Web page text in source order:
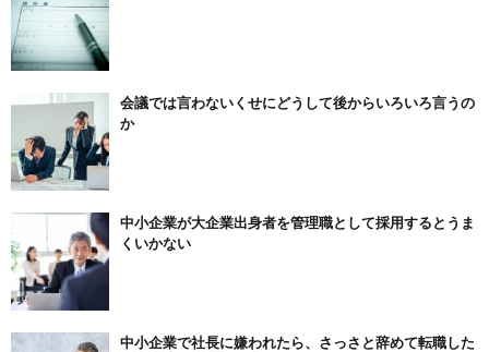
会議では言わないくせにどうして後からいろいろ言うの
か
中小企業が大企業出身者を管理職として採用するとうま
くいかない
中小企業で社長に嫌われたら、さっさと辞めて転職した